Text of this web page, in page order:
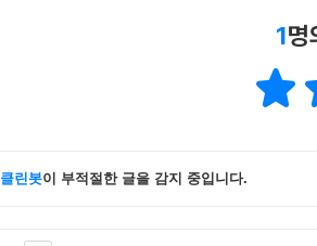
1명
클린봇이 부적절한 글을 감지 중입니다.